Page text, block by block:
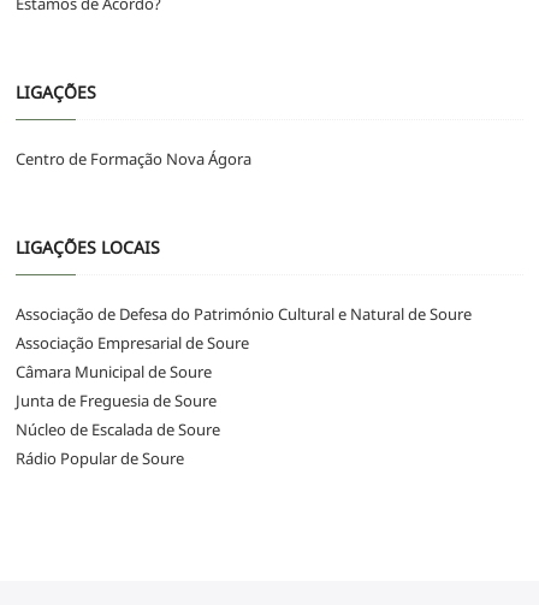
LIGAÇÕES
Centro de Formação Nova Ágora
LIGAÇÕES LOCAIS
Associação de Defesa do Património Cultural e Natural de Soure
Associação Empresarial de Soure
Câmara Municipal de Soure
Junta de Freguesia de Soure
Núcleo de Escalada de Soure
Rádio Popular de Soure